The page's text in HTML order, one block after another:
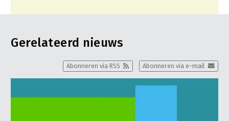
Gerelateerd nieuws
Abonneren via e-mail
Abonneren via RSS